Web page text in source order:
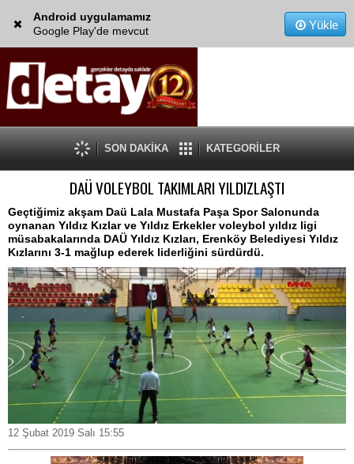
Android uygulamamız
Google Play'de mevcut
Yükle
SON DAKİKA KATEGORİLER
DAÜ VOLEYBOL TAKIMLARI YILDIZLAŞTI
Geçtiğimiz akşam Daü Lala Mustafa Paşa Spor Salonunda
oynanan Yıldız Kızlar ve Yıldız Erkekler voleybol yıldız ligi
müsabakalarında DAÜ Yıldız Kızları, Erenköy Belediyesi Yıldız
Kızlarını 3-1 mağlup ederek liderliğini sürdürdü.
12 Şubat 2019 Salı 15:55